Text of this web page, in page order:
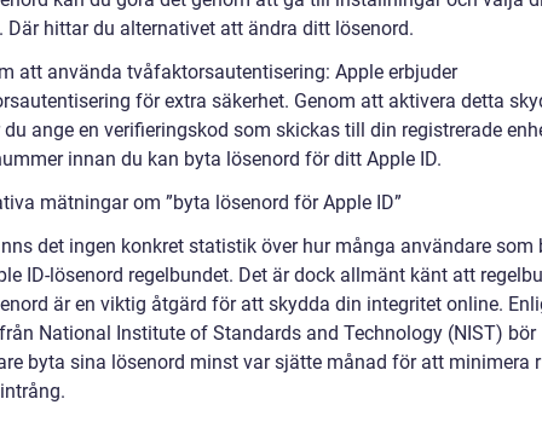
Där hittar du alternativet att ändra ditt lösenord.
att använda tvåfaktorsautentisering: Apple erbjuder
för extra säkerhet. Genom att aktivera detta
du ange en verifieringskod som skickas till din registrerade
innan du kan byta lösenord för ditt Apple ID.
mätningar om ”byta lösenord för Apple ID”
det ingen konkret statistik över hur många användare som
ID-lösenord regelbundet. Det är dock allmänt känt att
är en viktig åtgärd för att skydda din integritet online.
National Institute of Standards and Technology (NIST) bör
byta sina lösenord minst var sjätte månad för att minimera